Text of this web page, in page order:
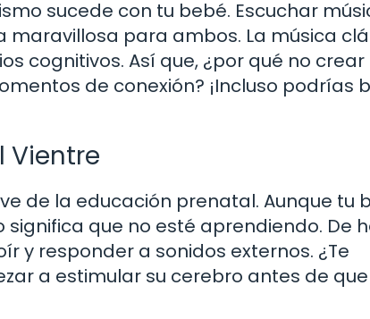
sucede con tu bebé. Escuchar
para ambos. La música
cognitivos. Así que, ¿por qué no crear
de conexión? ¡Incluso podrías
Vientre
de la educación prenatal. Aunque tu
que no esté aprendiendo. De
y responder a sonidos externos. ¿Te
a estimular su cerebro antes de que